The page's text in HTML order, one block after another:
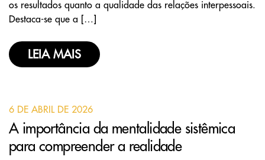
os resultados quanto a qualidade das relações interpessoais.
Destaca-se que a […]
LEIA MAIS
6 DE ABRIL DE 2026
A importância da mentalidade sistêmica
para compreender a realidade